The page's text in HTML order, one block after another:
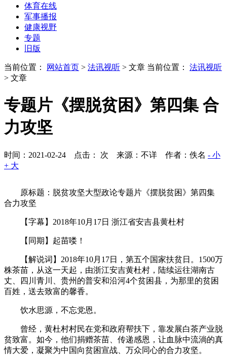
体育在线
军事播报
健康视野
专题
旧版
当前位置： 网站首页 > 法讯视听 > 文章 当前位置： 法讯视听
> 文章
专题片《摆脱贫困》第四集 合
力攻坚
时间：2021-02-24 点击： 次 来源：不详 作者：佚名 - 小
+ 大
原标题：脱贫攻坚大型政论专题片《摆脱贫困》第四集
合力攻坚
【字幕】2018年10月17日 浙江省安吉县黄杜村
【同期】起苗喽！
【解说词】2018年10月17日，第五个国家扶贫日。1500万
株茶苗，从这一天起，由浙江安吉黄杜村，陆续运往湖南古
丈、四川青川、贵州的普安和沿河4个贫困县，为那里的贫困
百姓，送去致富的馨香。
饮水思源，不忘党恩。
曾经，黄杜村村民在党和政府帮扶下，靠发展白茶产业脱
贫致富。如今，他们捐赠茶苗、传递感恩，让血脉中流淌的真
情大爱，凝聚为中国向贫困宣战、万众同心的合力攻坚。